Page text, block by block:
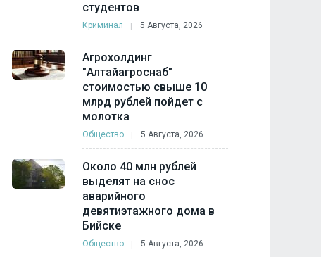
студентов
Криминал 5 Августа, 2026
Агрохолдинг
"Алтайагроснаб"
стоимостью свыше 10
млрд рублей пойдет с
молотка
Общество 5 Августа, 2026
Около 40 млн рублей
выделят на снос
аварийного
девятиэтажного дома в
Бийске
Общество 5 Августа, 2026